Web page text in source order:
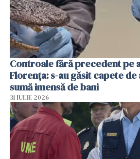
Controale fără precedent pe
Florența: s-au găsit capete
sumă imensă de bani
31 IULIE 2026